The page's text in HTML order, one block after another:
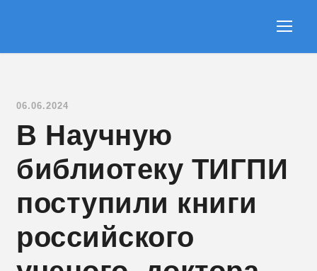
06.06.2024
В Научную
библиотеку ТИГПИ
поступили книги
российского